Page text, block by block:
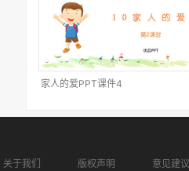
家人的爱PPT课件4
关于我们 版权声明 意见建议